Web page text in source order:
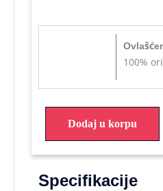
100%
Dodaj u korpu
Specifikacije